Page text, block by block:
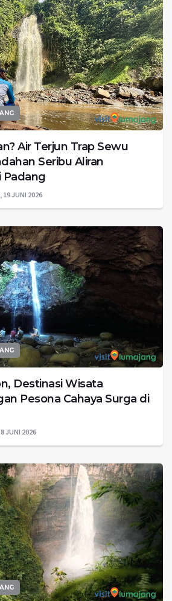
Air Terjun Trap Sewu
Seribu Aliran
Padang
19 JUNI 2026
Destinasi Wisata
Pesona Cahaya Surga di
JUNI 2026